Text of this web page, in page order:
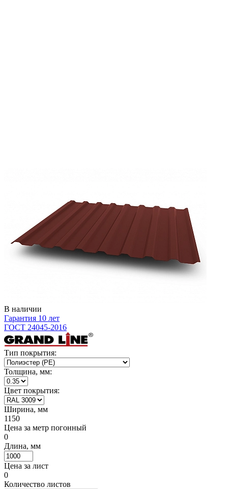
В наличии
Гарантия 10 лет
ГОСТ 24045-2016
Тип покрытия:
Толщина, мм:
Цвет покрытия:
Ширина, мм
1150
Цена за метр погонный
0
Длина, мм
Цена за лист
0
Количество листов